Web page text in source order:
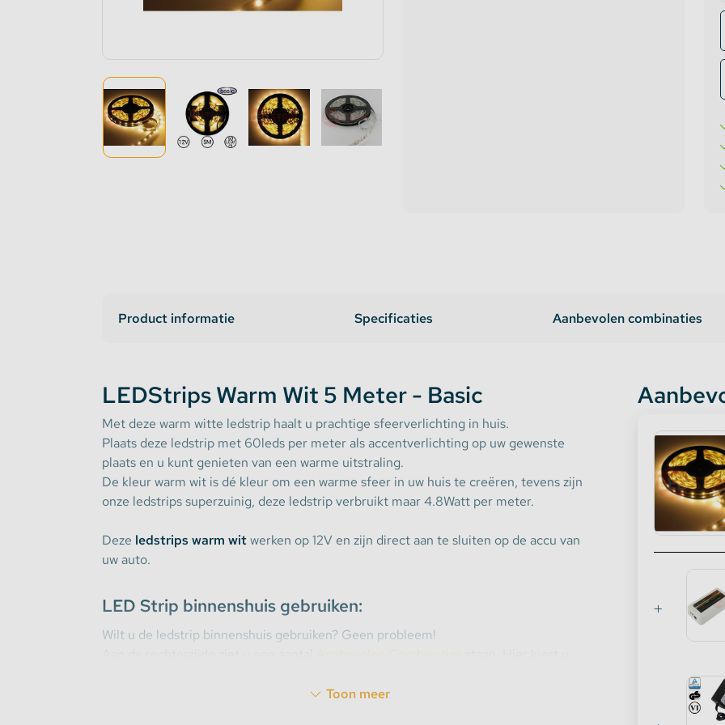
Fase aansnijding en fase afsnijding
Matter Compatible
Stekkerdozen
WLED Compatible
Batterijen
Accessoires Lumines
Product informatie Specificaties Aanbevolen combinaties
LEDStrips Warm Wit 5 Meter - Basic
Met deze warm witte ledstrip haalt u prachtige sfeerverlichting in huis.
Plaats deze ledstrip met 60leds per meter als accentverlichting op uw gewenste
plaats en u kunt genieten van een warme uitstraling.
De kleur warm wit is dé kleur om een warme sfeer in uw huis te creëren, tevens zijn
onze ledstrips superzuinig, deze ledstrip verbruikt maar 4.8Watt per meter.
Deze ledstrips warm witwerken op 12V en zijn direct aan te sluiten op de accu van
uw auto.
LED Strip binnenshuis gebruiken:
Wilt u de ledstrip binnenshuis gebruiken? Geen probleem!
Aanbevolen Combinaties
accessoires die geschikt zijn voor de gekozen ledstrip.
Toon meer